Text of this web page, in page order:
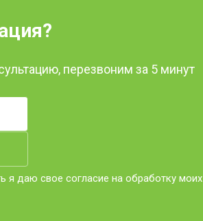
перезвоним за 5 минут
я даю свое согласие на обработку моих